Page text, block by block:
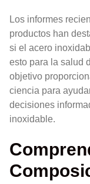
Los informes
productos han
si el acero
esto para la salud
objetivo
ciencia para
decisiones
inoxidable.